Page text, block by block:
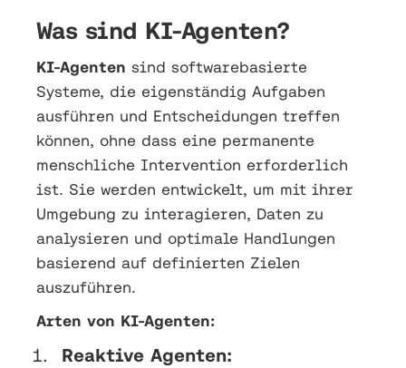
Was sind KI-Agenten?
KI-Agenten sind softwarebasierte
Systeme, die eigenständig Aufgaben
ausführen und Entscheidungen treffen
können, ohne dass eine permanente
menschliche Intervention erforderlich
ist. Sie werden entwickelt, um mit ihrer
Umgebung zu interagieren, Daten zu
analysieren und optimale Handlungen
basierend auf definierten Zielen
auszuführen.
Arten von KI-Agenten:
Reaktive Agenten: